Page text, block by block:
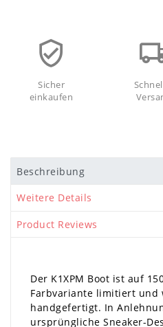
Sicher
einkaufen
Beschreibung
Weitere Details
Product Reviews
Der K1XPM Boot ist auf
Farbvariante limitiert und
handgefertigt. In
ursprüngliche Sneaker-